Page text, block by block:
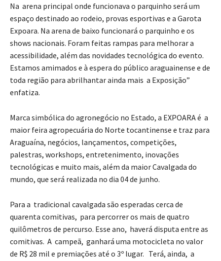
Na arena principal onde funcionava o parquinho será um
espaço destinado ao rodeio, provas esportivas e a Garota
Expoara. Na arena de baixo funcionará o parquinho e os
shows nacionais. Foram feitas rampas para melhorar a
acessibilidade, além das novidades tecnológica do evento.
Estamos amimados e à espera do público araguainense e de
toda região para abrilhantar ainda mais a Exposição”
enfatiza.
Marca simbólica do agronegócio no Estado, a EXPOARA é a
maior feira agropecuária do Norte tocantinense e traz para
Araguaína, negócios, lançamentos, competições,
palestras, workshops, entretenimento, inovações
tecnológicas e muito mais, além da maior Cavalgada do
mundo, que será realizada no dia 04 de junho.
Para a tradicional cavalgada são esperadas cerca de
quarenta comitivas, para percorrer os mais de quatro
quilômetros de percurso. Esse ano, haverá disputa entre as
comitivas. A campeã, ganhará uma motocicleta no valor
de R$ 28 mil e premiações até o 3º lugar. Terá, ainda, a